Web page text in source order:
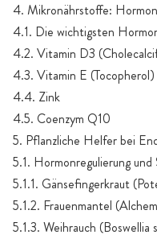
4. Mikronährstoffe:
4.1. Die wichtigsten
4.2. Vitamin D3
4.3. Vitamin E
4.4. Zink
4.5. Coenzym Q10
5. Pflanzliche Helfer bei
5.1. Hormonregulierung und
5.1.1. Gänsefingerkraut
5.1.2. Frauenmantel
5.1.3. Weihrauch (Boswellia